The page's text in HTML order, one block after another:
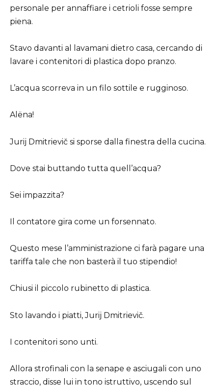
personale per annaffiare i cetrioli fosse sempre
piena.
Stavo davanti al lavamani dietro casa, cercando di
lavare i contenitori di plastica dopo pranzo.
L’acqua scorreva in un filo sottile e rugginoso.
Alëna!
Jurij Dmitrievič si sporse dalla finestra della cucina.
Dove stai buttando tutta quell’acqua?
Sei impazzita?
Il contatore gira come un forsennato.
Questo mese l’amministrazione ci farà pagare una
tariffa tale che non basterà il tuo stipendio!
Chiusi il piccolo rubinetto di plastica.
Sto lavando i piatti, Jurij Dmitrievič.
I contenitori sono unti.
Allora strofinali con la senape e asciugali con uno
straccio, disse lui in tono istruttivo, uscendo sul